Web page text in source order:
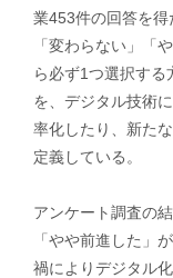
業453件の回答を得
「変わらない」「
ら必ず1つ選択す
を、デジタル技術
率化したり、新た
定義している。
アンケート調査の
「やや前進した」
禍によりデジタル